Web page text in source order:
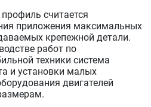
считается
приложения максимальных
крепежной детали.
работ по
техники система
и установки малых
двигателей